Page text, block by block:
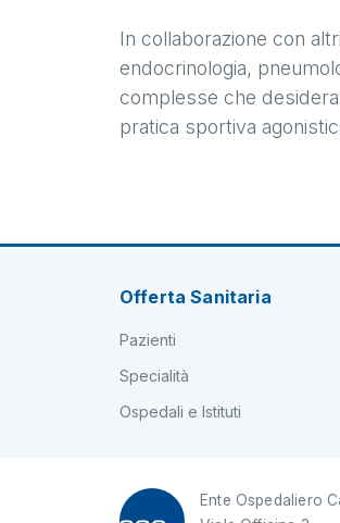
In collaborazione con
endocrinologia,
complesse che
pratica sportiva
Offerta Sanitaria
Pazienti
Specialità
Ospedali e Istituti
Ente Ospedaliero